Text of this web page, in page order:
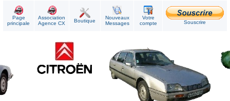
Page
principale
Association
Agence CX
Boutique
Nouveaux
Messages
Votre
compte
Souscrire